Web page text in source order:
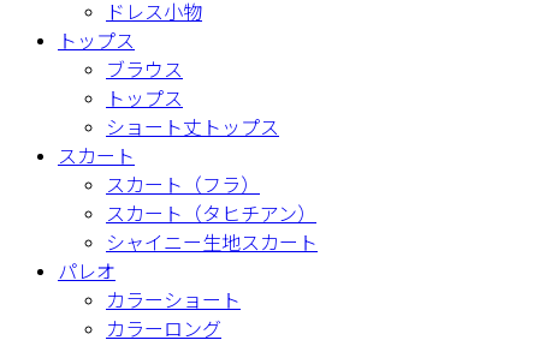
ドレス小物
トップス
ブラウス
トップス
ショート丈トップス
スカート
スカート（フラ）
スカート（タヒチアン）
シャイニー生地スカート
パレオ
カラーショート
カラーロング